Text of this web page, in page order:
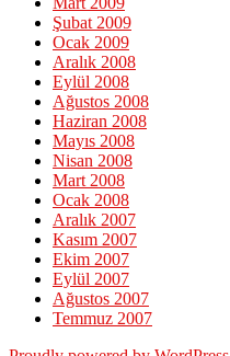
Şubat 2009
Ocak 2009
Aralık 2008
Eylül 2008
Ağustos 2008
Haziran 2008
Mayıs 2008
Nisan 2008
Mart 2008
Ocak 2008
Aralık 2007
Kasım 2007
Ekim 2007
Eylül 2007
Ağustos 2007
Temmuz 2007